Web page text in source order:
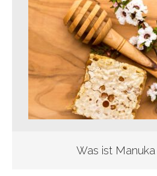
Was ist